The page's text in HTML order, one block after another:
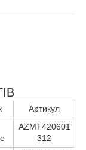
Артикул
AZMT420601
312